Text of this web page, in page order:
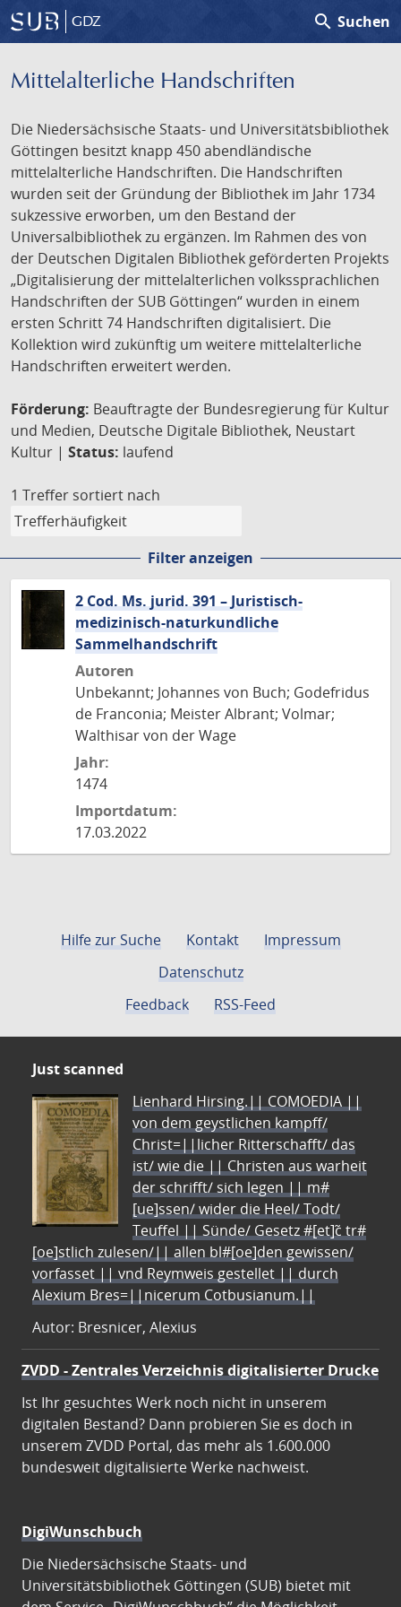
GDZ search Suchen
Mittelalterliche Handschriften
Die Niedersächsische Staats- und Universitätsbibliothek
Göttingen besitzt knapp 450 abendländische
mittelalterliche Handschriften. Die Handschriften
wurden seit der Gründung der Bibliothek im Jahr 1734
sukzessive erworben, um den Bestand der
Universalbibliothek zu ergänzen. Im Rahmen des von
der Deutschen Digitalen Bibliothek geförderten Projekts
„Digitalisierung der mittelalterlichen volkssprachlichen
Handschriften der SUB Göttingen“ wurden in einem
ersten Schritt 74 Handschriften digitalisiert. Die
Kollektion wird zukünftig um weitere mittelalterliche
Handschriften erweitert werden.
Förderung: Beauftragte der Bundesregierung für Kultur
und Medien, Deutsche Digitale Bibliothek, Neustart
Kultur | Status: laufend
1 Treffer sortiert nach
Filter anzeigen
2 Cod. Ms. jurid. 391 – Juristisch-
medizinisch-naturkundliche
Sammelhandschrift
Autoren
Unbekannt; Johannes von Buch; Godefridus
de Franconia; Meister Albrant; Volmar;
Walthisar von der Wage
Jahr:
1474
Importdatum:
17.03.2022
Hilfe zur Suche Kontakt
Impressum
Datenschutz
Feedback
RSS-Feed
Just scanned
Lienhard Hirsing.|| COMOEDIA ||
von dem geystlichen kampff/
Christ=||licher Ritterschafft/ das
ist/ wie die || Christen aus warheit
der schrifft/ sich legen || m#
[ue]ssen/ wider die Heel/ Todt/
Teuffel || Sünde/ Gesetz #[et]c̃ tr#
[oe]stlich zulesen/|| allen bl#[oe]den gewissen/
vorfasset || vnd Reymweis gestellet || durch
Alexium Bres=||nicerum Cotbusianum.||
Autor: Bresnicer, Alexius
ZVDD - Zentrales Verzeichnis digitalisierter Drucke
Ist Ihr gesuchtes Werk noch nicht in unserem
digitalen Bestand? Dann probieren Sie es doch in
unserem ZVDD Portal, das mehr als 1.600.000
bundesweit digitalisierte Werke nachweist.
DigiWunschbuch
Die Niedersächsische Staats- und
Universitätsbibliothek Göttingen (SUB) bietet mit